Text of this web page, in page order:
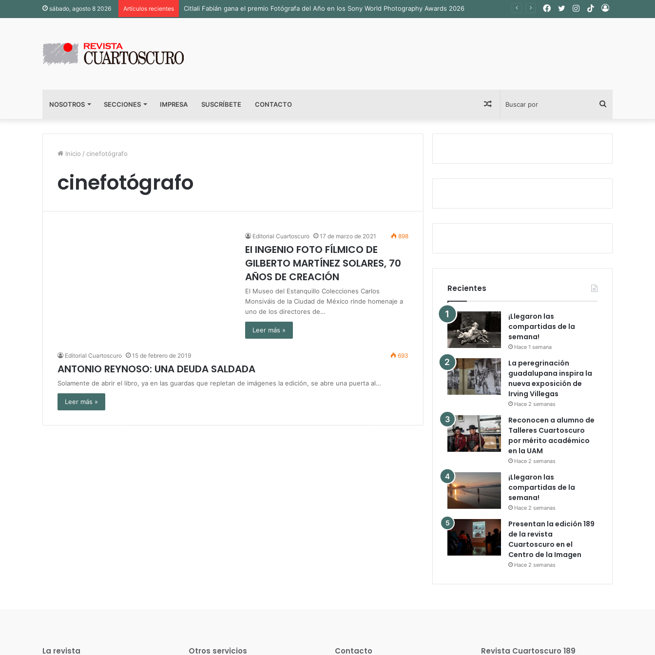
sábado, agosto 8 2026 Artículos recientes Citlali Fabián gana el premio Fotógrafa del Año en los Sony World Photography Awards 2026 Acceso
TikTok
Instagram
Twitter
Facebook
NOSOTROS SECCIONES IMPRESA SUSCRÍBETE CONTACTO
por
Publicación
al
azar
Inicio / cinefotógrafo
cinefotógrafo
Editorial Cuartoscuro 17 de marzo de 2021 898
El INGENIO FOTO FÍLMICO DE
GILBERTO MARTÍNEZ SOLARES, 70
AÑOS DE CREACIÓN
El Museo del Estanquillo Colecciones Carlos
Monsiváis de la Ciudad de México rinde homenaje a
uno de los directores de…
Leer más »
Editorial Cuartoscuro 15 de febrero de 2019 693
ANTONIO REYNOSO: UNA DEUDA SALDADA
Solamente de abrir el libro, ya en las guardas que repletan de imágenes la edición, se abre una puerta al…
Leer más »
Recientes
¡Llegaron las
compartidas de la
semana!
Hace 1 semana
La peregrinación
guadalupana inspira la
nueva exposición de
Irving Villegas
Hace 2 semanas
Reconocen a alumno de
Talleres Cuartoscuro
por mérito académico
en la UAM
Hace 2 semanas
¡Llegaron las
compartidas de la
semana!
Hace 2 semanas
Presentan la edición 189
de la revista
Cuartoscuro en el
Centro de la Imagen
Hace 2 semanas
La revista Otros servicios Contacto Revista Cuartoscuro 189